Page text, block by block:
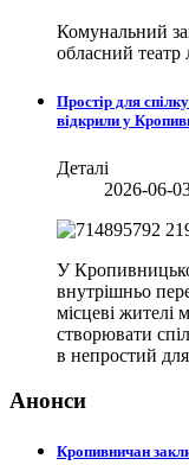
Комунальний
обласний театр
Простір для
відкрили у
Деталі
2026-06-
У
внутрішньо
місцеві жителі
створювати
в непростий
Анонси
Кропивничан